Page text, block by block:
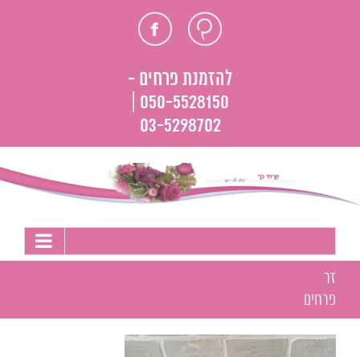
חוות פייסבוק
להזמנת פרחים -
050-5528150 |
03-5298702
זר
פרחים